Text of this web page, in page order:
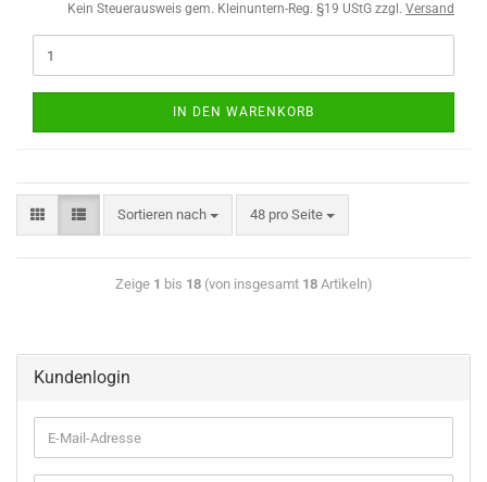
Kein Steuerausweis gem. Kleinuntern-Reg. §19 UStG zzgl. Versand
IN DEN WARENKORB
Sortieren nach 48 pro Seite
Zeige 1 bis 18(von insgesamt 18Artikeln)
Kundenlogin